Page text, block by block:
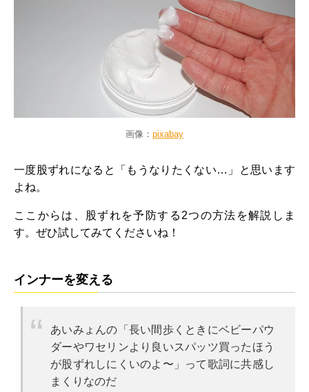
画像： pixabay
一度股ずれになると「もうなりたくない…」と思います
よね。
ここからは、股ずれを予防する2つの方法を解説しま
す。ぜひ試してみてくださいね！
インナーを変える
あいみょんの「長い間歩くときにベビーパウ
ダーやワセリンより良いスパッツ買ったほう
が股ずれしにくいのよ〜」って歌詞に共感し
まくりなのだ